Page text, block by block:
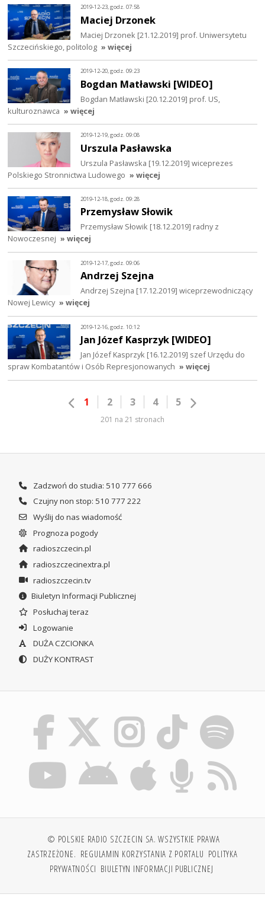
2019-12-23, godz. 07:58
Maciej Drzonek
Maciej Drzonek [21.12.2019] prof. Uniwersytetu
Szczecińskiego, politolog » więcej
2019-12-20, godz. 09:23
Bogdan Matławski [WIDEO]
Bogdan Matławski [20.12.2019] prof. US,
kulturoznawca » więcej
2019-12-19, godz. 09:08
Urszula Pasławska
Urszula Pasławska [19.12.2019] wiceprezes
Polskiego Stronnictwa Ludowego » więcej
2019-12-18, godz. 09:28
Przemysław Słowik
Przemysław Słowik [18.12.2019] radny z
Nowoczesnej » więcej
2019-12-17, godz. 09:06
Andrzej Szejna
Andrzej Szejna [17.12.2019] wiceprzewodniczący
Nowej Lewicy » więcej
2019-12-16, godz. 10:12
Jan Józef Kasprzyk [WIDEO]
Jan Józef Kasprzyk [16.12.2019] szef Urzędu do
spraw Kombatantów i Osób Represjonowanych » więcej
1 2 3 4 5
201 na 21 stronach
Zadzwoń do studia: 510 777 666
Czujny non stop: 510 777 222
Wyślij do nas wiadomość
Prognoza pogody
radioszczecin.pl
radioszczecinextra.pl
radioszczecin.tv
Biuletyn Informacji Publicznej
Posłuchaj teraz
Logowanie
DUŻA CZCIONKA
DUŻY KONTRAST
© POLSKIE RADIO SZCZECIN SA. WSZYSTKIE PRAWA
ZASTRZEŻONE. REGULAMIN KORZYSTANIA Z PORTALU POLITYKA
PRYWATNOŚCI BIULETYN INFORMACJI PUBLICZNEJ